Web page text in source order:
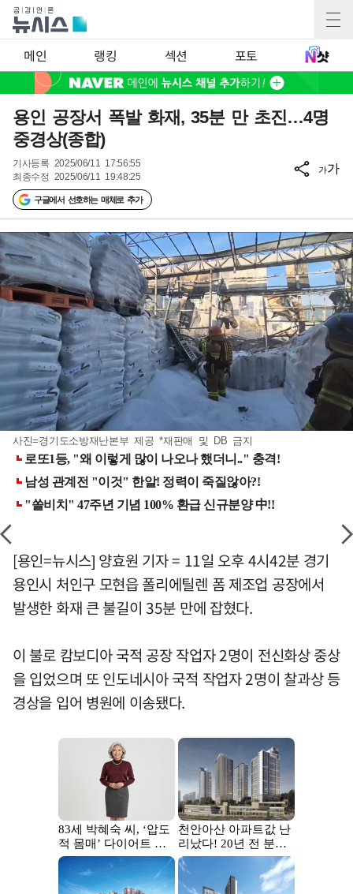
메인 랭킹 섹션 포토
용인 공장서 폭발 화재, 35분 만 초진…4명
중경상(종합)
기사등록 2025/06/11 17:56:55
최종수정 2025/06/11 19:48:25
구글에서 선호하는 매체로 추가
가가
사진=경기도소방재난본부 제공 *재판매 및 DB 금지
[용인=뉴시스] 양효원 기자 = 11일 오후 4시42분 경기
용인시 처인구 모현읍 폴리에틸렌 폼 제조업 공장에서
발생한 화재 큰 불길이 35분 만에 잡혔다.
이 불로 캄보디아 국적 공장 작업자 2명이 전신화상 중상
을 입었으며 또 인도네시아 국적 작업자 2명이 찰과상 등
경상을 입어 병원에 이송됐다.